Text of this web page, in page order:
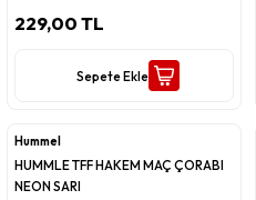
229,00 TL
Sepete Ekle
Hummel
HUMMLE TFF HAKEM MAÇ ÇORABI
NEON SARI